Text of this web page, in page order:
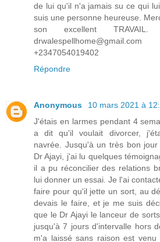
de lui qu'il n'a jamais su ce qui
suis une personne heureuse.
son excellent
+2347054019402
Répondre
Anonymous
10 mars 2021 à
J'étais en larmes pendant 4
a dit qu'il voulait divorcer,
navrée. Jusqu'à un très bon
Dr Ajayi, j'ai lu quelques
il a pu réconcilier des relations
lui donner un essai. Je l'ai
faire pour qu'il jette un sort, au
devais le faire, et je me suis
que le Dr Ajayi le lanceur de
jusqu'à 7 jours d'intervalle hors
m'a laissé sans raison est